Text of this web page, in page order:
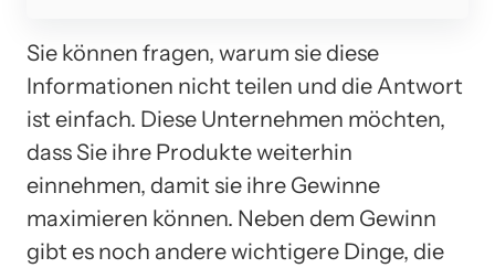
Sie können fragen, warum sie diese
Informationen nicht teilen und die Antwort
ist einfach. Diese Unternehmen möchten,
dass Sie ihre Produkte weiterhin
einnehmen, damit sie ihre Gewinne
maximieren können. Neben dem Gewinn
gibt es noch andere wichtigere Dinge, die